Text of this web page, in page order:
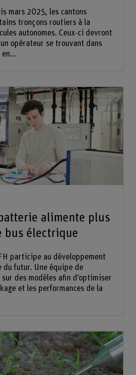
mars 2025, les cantons
tronçons routiers à la
autonomes. Ceux-ci devront
opérateur se trouvant dans
alimente plus
bus électrique
participe au développement
du futur. Une équipe de
des modèles afin d’optimiser
et les performances de la